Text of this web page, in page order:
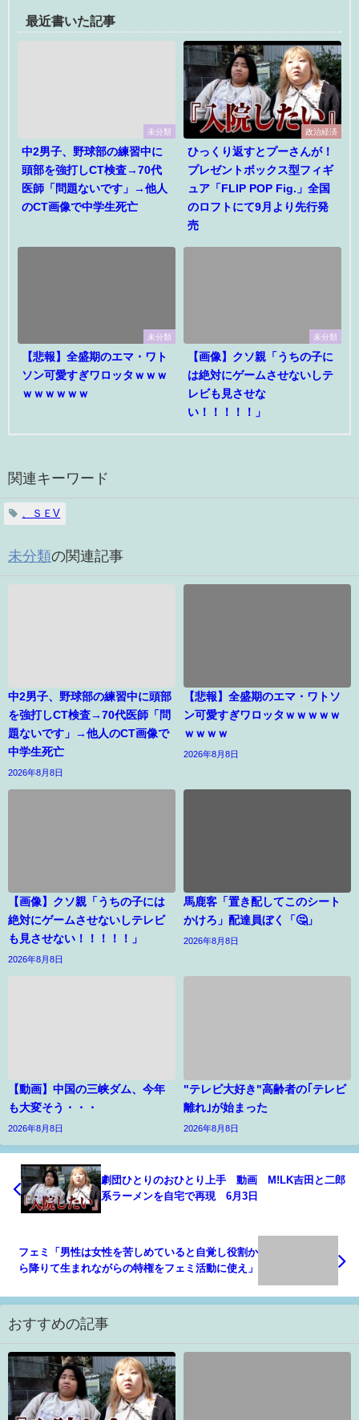
最近書いた記事
未分類
中2男子、野球部の練習中に
頭部を強打しCT検査→70代
医師「問題ないです」→他人
のCT画像で中学生死亡
政治経済
ひっくり返すとプーさんが！
プレゼントボックス型フィギ
ュア「FLIP POP Fig.」全国
のロフトにて9月より先行発
売
未分類
【悲報】全盛期のエマ・ワト
ソン可愛すぎワロッタｗｗｗ
ｗｗｗｗｗｗ
未分類
【画像】クソ親「うちの子に
は絶対にゲームさせないしテ
レビも見させな
い！！！！！」
関連キーワード
、ＳＥV
未分類の関連記事
中2男子、野球部の練習中に頭部
を強打しCT検査→70代医師「問
題ないです」→他人のCT画像で
中学生死亡
2026年8月8日
【悲報】全盛期のエマ・ワトソ
ン可愛すぎワロッタｗｗｗｗｗ
ｗｗｗｗ
2026年8月8日
【画像】クソ親「うちの子には
絶対にゲームさせないしテレビ
も見させない！！！！！」
2026年8月8日
馬鹿客「置き配してこのシート
かけろ」配達員ぼく「🤔」
2026年8月8日
【動画】中国の三峡ダム、今年
も大変そう・・・
2026年8月8日
"テレビ大好き"高齢者の｢テレビ
離れ｣が始まった
2026年8月8日
劇団ひとりのおひとり上手 動画 M!LK吉田と二郎
系ラーメンを自宅で再現 6月3日
フェミ「男性は女性を苦しめていると自覚し役割か
ら降りて生まれながらの特権をフェミ活動に使え」
おすすめの記事